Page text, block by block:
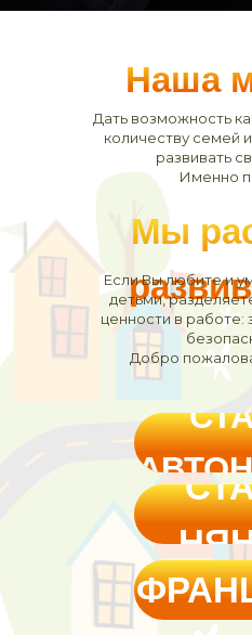
Дать возможность
количеству семей
развивать
Именно
Мы
Наша
Если Вы любите и
детьми,
ценности в работе:
Добро